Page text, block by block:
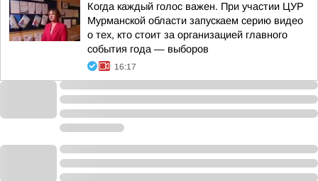
Когда каждый голос важен. При участии ЦУР
Мурманской области запускаем серию видео
о тех, кто стоит за организацией главного
события года — выборов
16:17